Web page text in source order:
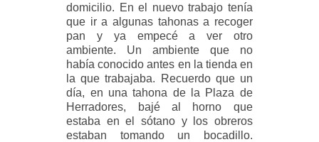
domicilio. En el nuevo trabajo tenía
que ir a algunas tahonas a recoger
pan y ya empecé a ver otro
ambiente. Un ambiente que no
había conocido antes en la tienda en
la que trabajaba. Recuerdo que un
día, en una tahona de la Plaza de
Herradores, bajé al horno que
estaba en el sótano y los obreros
estaban tomando un bocadillo.